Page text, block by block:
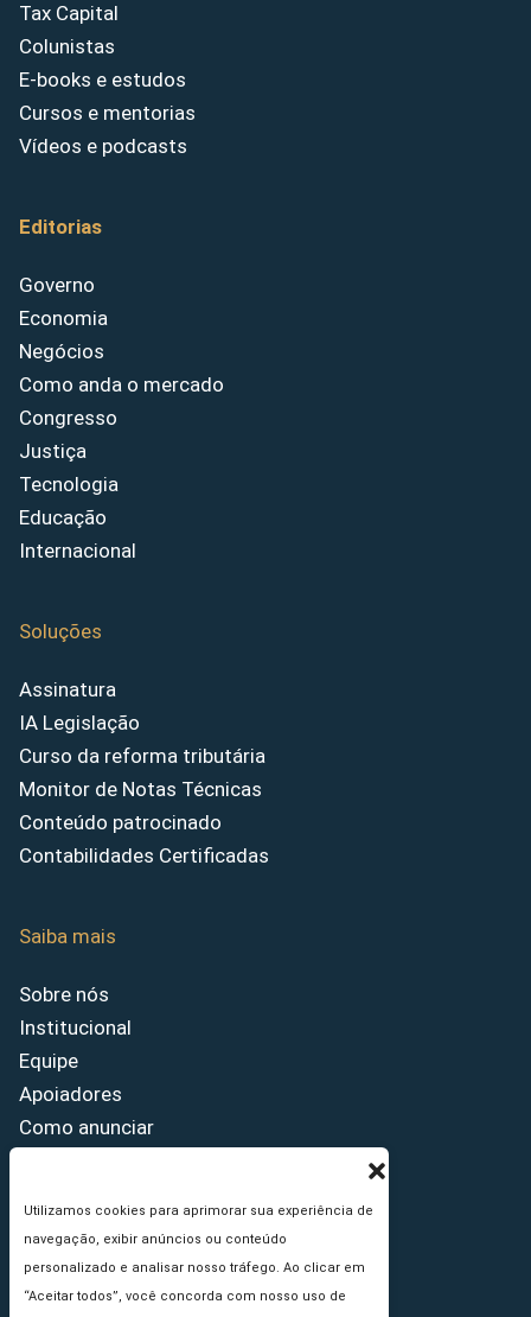
Utilizamos cookies para aprimorar sua experiência de
navegação, exibir anúncios ou conteúdo
personalizado e analisar nosso tráfego. Ao clicar em
“Aceitar todos”, você concorda com nosso uso de
Tax Capital
Colunistas
E-books e estudos
Cursos e mentorias
Vídeos e podcasts
Editorias
Governo
Economia
Negócios
Como anda o mercado
Congresso
Justiça
Tecnologia
Educação
Internacional
Soluções
Assinatura
IA Legislação
Curso da reforma tributária
Monitor de Notas Técnicas
Conteúdo patrocinado
Contabilidades Certificadas
Saiba mais
Sobre nós
Institucional
Equipe
Apoiadores
Como anunciar
Princípios Editoriais